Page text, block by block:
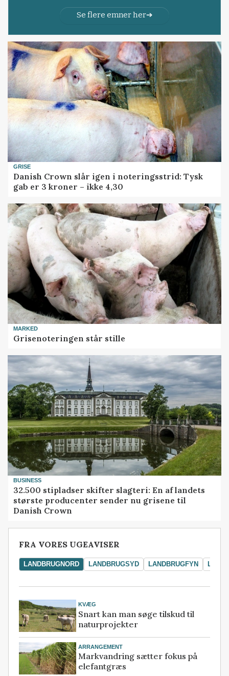
Se flere emner her
GRISE
Danish Crown slår igen i noteringsstrid: Tysk
gab er 3 kroner – ikke 4,30
MARKED
Grisenoteringen står stille
BUSINESS
32.500 stipladser skifter slagteri: En af landets
største producenter sender nu grisene til
Danish Crown
FRA VORES UGEAVISER
LANDBRUGNORD LANDBRUGSYD LANDBRUGFYN
KVÆG
Snart kan man søge tilskud til
naturprojekter
ARRANGEMENT
Markvandring sætter fokus på
elefantgræs